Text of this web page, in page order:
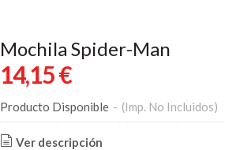
Mochila Spider-Man
14,15 €
Producto Disponible - (Imp. No Incluidos)
Ver descripción